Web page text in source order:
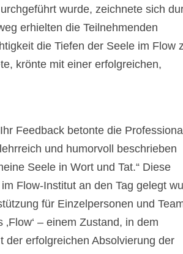
wurde, zeichnete sich
erhielten die Teilnehmenden
die Tiefen der Seele im Flow
krönte mit einer erfolgreichen,
Feedback betonte die
und humorvoll beschrieben
Seele in Wort und Tat.“ Diese
Flow-Institut an den Tag gelegt
für Einzelpersonen und
– einem Zustand, in dem
der erfolgreichen Absolvierung der